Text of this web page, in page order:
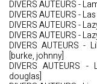
DIVERS AUTEURS -
DIVERS AUTEURS -
DIVERS AUTEURS -
DIVERS AUTEURS -
DIVERS AUTEURS -
[burke, johnny]
DIVERS AUTEURS
douglas]